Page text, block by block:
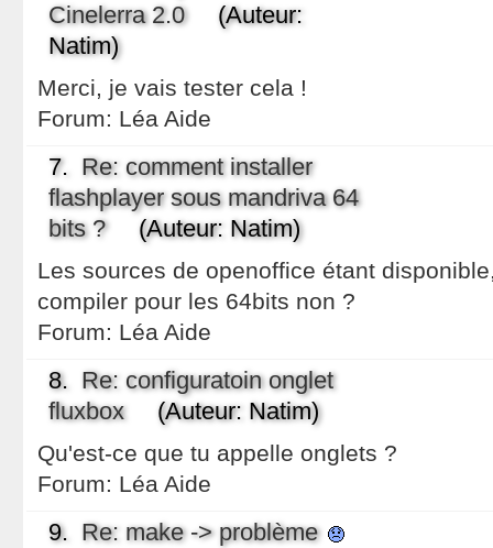
Cinelerra 2.0(Auteur:
Natim)
Merci, je vais tester cela !
Forum: Léa Aide
7. Re: comment installer
flashplayer sous mandriva 64
bits ?(Auteur: Natim)
Les sources de openoffice étant
compiler pour les 64bits non ?
Forum: Léa Aide
8. Re: configuratoin onglet
fluxbox(Auteur: Natim)
Qu'est-ce que tu appelle onglets ?
Forum: Léa Aide
9. Re: make -> problème